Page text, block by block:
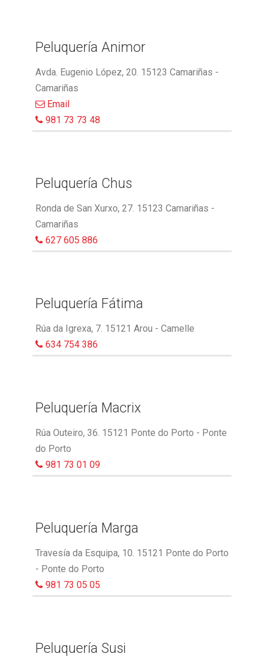
Peluquería Animor
Avda. Eugenio López, 20. 15123 Camariñas -
Camariñas
Email
981 73 73 48
Peluquería Chus
Ronda de San Xurxo, 27. 15123 Camariñas -
Camariñas
627 605 886
Peluquería Fátima
Rúa da Igrexa, 7. 15121 Arou - Camelle
634 754 386
Peluquería Macrix
Rúa Outeiro, 36. 15121 Ponte do Porto - Ponte
do Porto
981 73 01 09
Peluquería Marga
Travesía da Esquipa, 10. 15121 Ponte do Porto
- Ponte do Porto
981 73 05 05
Peluquería Susi